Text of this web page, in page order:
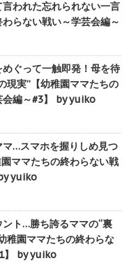
われた忘れられない一言
わらない戦い～学芸会編～
ぐって一触即発！母を待
現実”【幼稚園ママたちの
会編～#3】 by yuiko
…スマホを握りしめ見つ
ママたちの終わらない戦
yuiko
ト…勝ち誇るママの“裏
稚園ママたちの終わらな
】 by yuiko